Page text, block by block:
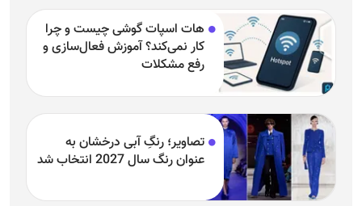
هات اسپات گوشی چیست و چرا
کار نمی‌کند؟ آموزش فعال‌سازی و
رفع مشکلات
تصاویر؛ رنگِ آبی درخشان به
عنوان رنگ سال 2027 انتخاب شد